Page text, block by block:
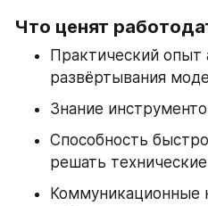
Что ценят
Практический опыт
развёртывания
Знание
Способность
решать
Коммуникационные